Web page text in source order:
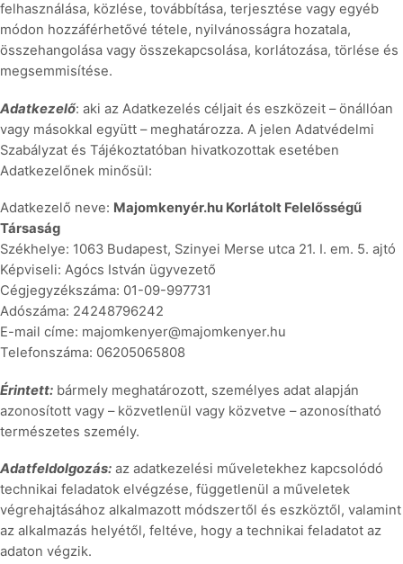
felhasználása, közlése, továbbítása, terjesztése vagy egyéb
módon hozzáférhetővé tétele, nyilvánosságra hozatala,
összehangolása vagy összekapcsolása, korlátozása, törlése és
megsemmisítése.
Adatkezelő: aki az Adatkezelés céljait és eszközeit – önállóan
vagy másokkal együtt – meghatározza. A jelen Adatvédelmi
Szabályzat és Tájékoztatóban hivatkozottak esetében
Adatkezelőnek minősül:
Adatkezelő neve: Majomkenyér.hu Korlátolt Felelősségű
Társaság
Székhelye: 1063 Budapest, Szinyei Merse utca 21. I. em. 5. ajtó
Képviseli: Agócs István ügyvezető
Cégjegyzékszáma: 01-09-997731
Adószáma: 24248796242
E-mail címe: majomkenyer@majomkenyer.hu
Telefonszáma: 06205065808
Érintett: bármely meghatározott, személyes adat alapján
azonosított vagy – közvetlenül vagy közvetve – azonosítható
természetes személy.
Adatfeldolgozás: az adatkezelési műveletekhez kapcsolódó
technikai feladatok elvégzése, függetlenül a műveletek
végrehajtásához alkalmazott módszertől és eszköztől, valamint
az alkalmazás helyétől, feltéve, hogy a technikai feladatot az
adaton végzik.